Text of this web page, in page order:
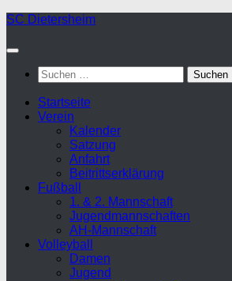
Zum
springen
SC Dietersheim
Suchen
nach:
Startseite
Verein
Kalender
Satzung
Anfahrt
Beitrittserklärung
Fußball
1. & 2. Mannschaft
Jugendmannschaften
AH-Mannschaft
Volleyball
Damen
Jugend